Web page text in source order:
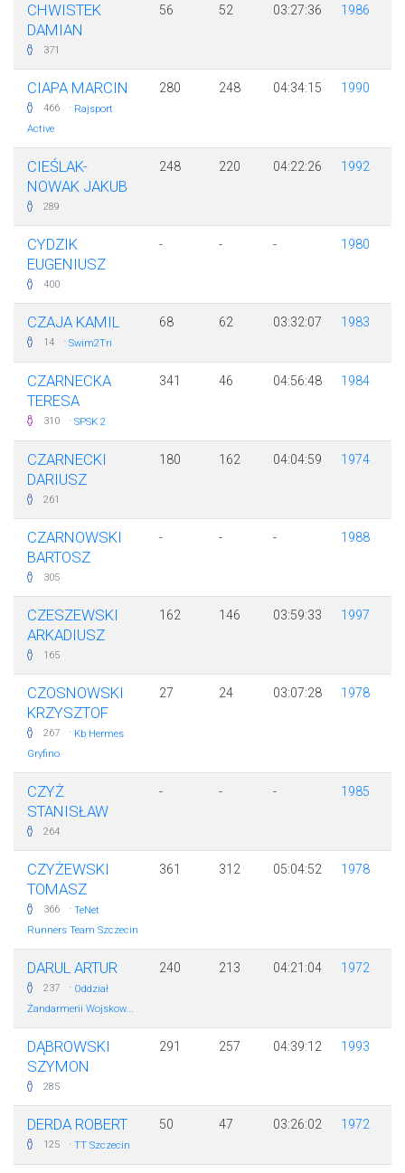
CHWISTEK
DAMIAN
371
56 52 03:27:36 1986
CIAPA MARCIN
466 · Rajsport
Active
280 248 04:34:15 1990
CIEŚLAK-
NOWAK JAKUB
289
248 220 04:22:26 1992
CYDZIK
EUGENIUSZ
400
- - - 1980
CZAJA KAMIL
14 · Swim2Tri
68 62 03:32:07 1983
CZARNECKA
TERESA
310 · SPSK 2
341 46 04:56:48 1984
CZARNECKI
DARIUSZ
261
180 162 04:04:59 1974
CZARNOWSKI
BARTOSZ
305
- - - 1988
CZESZEWSKI
ARKADIUSZ
165
162 146 03:59:33 1997
CZOSNOWSKI
KRZYSZTOF
267 · Kb Hermes
Gryfino
27 24 03:07:28 1978
CZYŻ
STANISŁAW
264
- - - 1985
CZYŻEWSKI
TOMASZ
366 · TeNet
Runners Team Szczecin
361 312 05:04:52 1978
DARUL ARTUR
237 · Oddział
Żandarmerii Wojskow...
240 213 04:21:04 1972
DĄBROWSKI
SZYMON
285
291 257 04:39:12 1993
DERDA ROBERT
125 · TT Szczecin
50 47 03:26:02 1972